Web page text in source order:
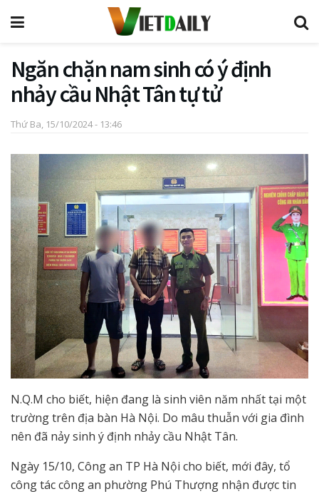
Ngăn chặn nam sinh có ý định
nhảy cầu Nhật Tân tự tử
Thứ Ba, 15/10/2024 - 13:46
N.Q.M cho biết, hiện đang là sinh viên năm nhất tại một
trường trên địa bàn Hà Nội. Do mâu thuẫn với gia đình
nên đã nảy sinh ý định nhảy cầu Nhật Tân.
Ngày 15/10, Công an TP Hà Nội cho biết, mới đây, tổ
công tác công an phường Phú Thượng nhận được tin